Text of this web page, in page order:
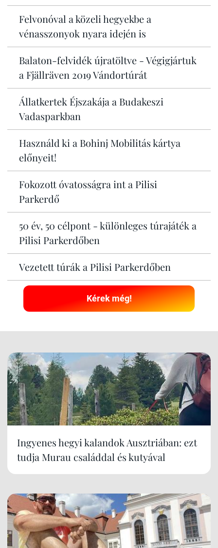
Felvonóval a közeli hegyekbe a
vénasszonyok nyara idején is
Balaton-felvidék újratöltve - Végigjártuk
a Fjällräven 2019 Vándortúrát
Állatkertek Éjszakája a Budakeszi
Vadasparkban
Használd ki a Bohinj Mobilitás kártya
előnyeit!
Fokozott óvatosságra int a Pilisi
Parkerdő
50 év, 50 célpont - különleges túrajáték a
Pilisi Parkerdőben
Vezetett túrák a Pilisi Parkerdőben
Kérek még!
Ingyenes hegyi kalandok Ausztriában: ezt
tudja Murau családdal és kutyával